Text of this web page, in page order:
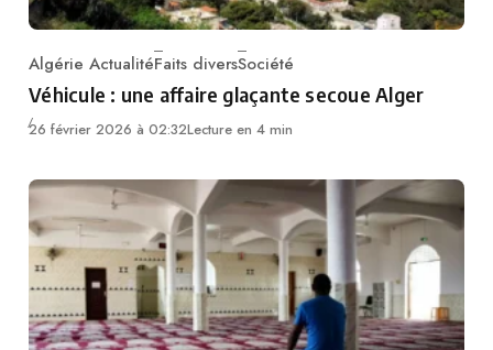
Category
Algérie ActualitéFaits diversSociété
Véhicule : une affaire glaçante secoue Alger
26 février 2026 à 02:32Lecture en 4 min